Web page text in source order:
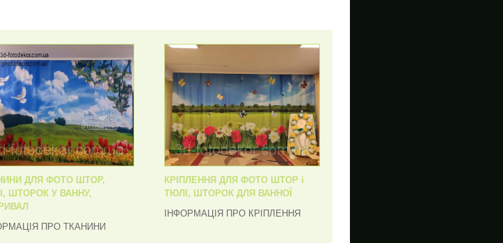
ДЛЯ ФОТО ШТОР,
ШТОРОК У ВАННУ,
ПРО ТКАНИНИ
КРІПЛЕННЯ ДЛЯ ФОТО ШТОР і
ТЮЛІ, ШТОРОК ДЛЯ ВАННОЇ
ІНФОРМАЦІЯ ПРО КРІПЛЕННЯ